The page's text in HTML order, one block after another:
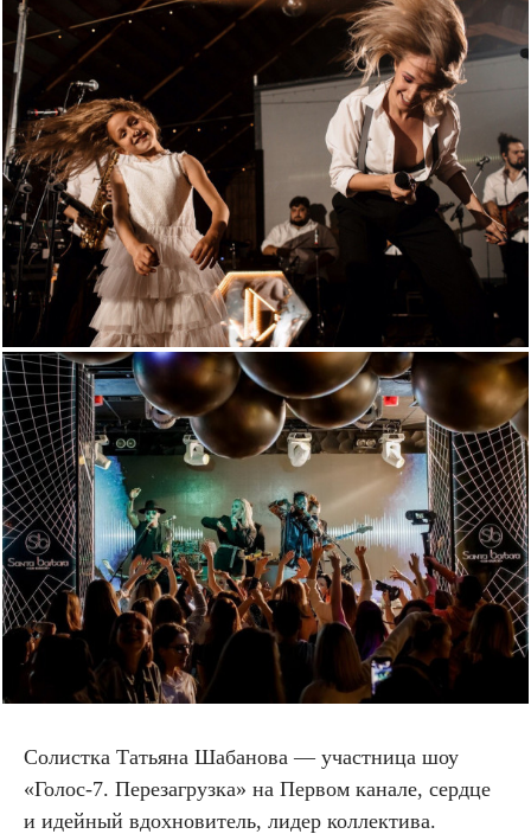
Солистка Татьяна Шабанова — участница шоу
«Голос-7. Перезагрузка» на Первом канале, сердце
и идейный вдохновитель, лидер коллектива.